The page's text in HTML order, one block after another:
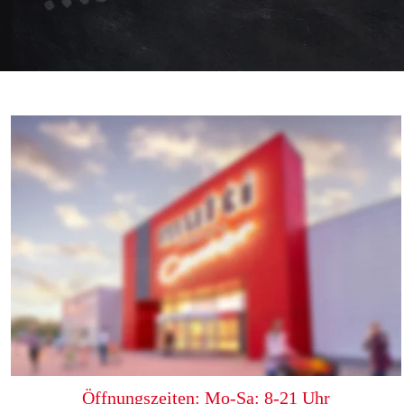
multi Süd im Ostfriesland
Center
Osseweg 87 • 26789 Leer
Tel: 0491 96 06 0
Fax: 0491 96 06 190
kontakt.sued@multi-markt.com
Anfahrt - hier klicken
Öffnungszeiten: Mo-Sa: 8-21 Uhr